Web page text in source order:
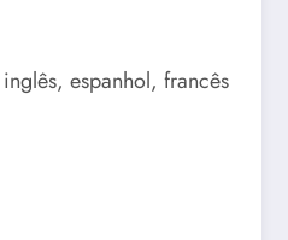
espanhol, francês